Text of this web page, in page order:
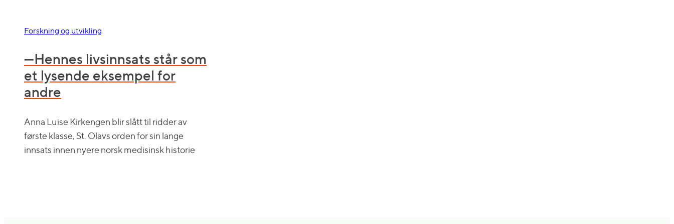
Forskning og utvikling
—Hennes livsinnsats står som
et lysende eksempel for
andre
Anna Luise Kirkengen blir slått til ridder av
første klasse, St. Olavs orden for sin lange
innsats innen nyere norsk medisinsk historie